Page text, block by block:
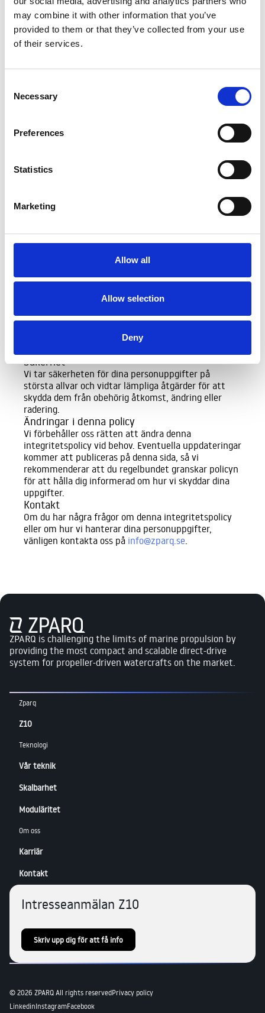
may combine it with other information that you’ve
provided to them or that they’ve collected from your use
of their services.
Selection
Necessary
Preferences
Statistics
Marketing
Allow all
Allow selection
Deny
tjänster eller om vi är skyldiga enligt lag. I vissa fall
kan vi använda tredjepartsleverantörer, som till
exempel analyssystem, för att hjälpa oss att förstå
och förbättra vår webbplats. Dessa leverantörer kan
Dina rättigheter
Begära tillgång till de personuppgifter vi har om
Begära att vi rättar eller raderar dina
Begära att vi begränsar behandlingen av dina
Invända mot vår behandling av dina uppgifter
Om du vill utöva någon av dessa rättigheter eller har
frågor om hur vi hanterar dina uppgifter, kontakta
Hur länge vi lagrar dina uppgifter
Vi behåller dina personuppgifter så länge det är
eller för att uppfylla våra juridiska skyldigheter. Om
du vill att vi raderar dina personuppgifter kan du
begäran så långt det är möjligt inom ramen för
Säkerhet
Vi tar säkerheten för dina personuppgifter på
största allvar och vidtar lämpliga åtgärder för att
skydda dem från obehörig åtkomst, ändring eller
radering.
Ändringar i denna policy
Vi förbehåller oss rätten att ändra denna
integritetspolicy vid behov. Eventuella uppdateringar
kommer att publiceras på denna sida, så vi
rekommenderar att du regelbundet granskar policyn
för att hålla dig informerad om hur vi skyddar dina
uppgifter.
Kontakt
Om du har några frågor om denna integritetspolicy
eller om hur vi hanterar dina personuppgifter,
vänligen kontakta oss på info@zparq.se.
ZPARQ is challenging the limits of marine propulsion by
providing the most compact and scalable direct-drive
system for propeller-driven watercrafts on the market.
Zparq
Z10
Teknologi
Vår teknik
Skalbarhet
Moduläritet
Om oss
Karriär
Kontakt
Intresseanmälan Z10
Skriv upp dig för att få info
© 2026 ZPARQ All rights reservedPrivacy policy
LinkedinInstagramFacebook